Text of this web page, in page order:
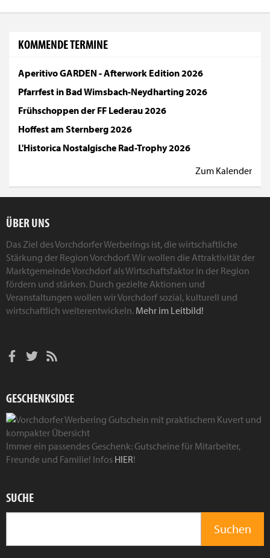
KOMMENDE TERMINE
Aperitivo GARDEN - Afterwork Edition 2026
Pfarrfest in Bad Wimsbach-Neydharting 2026
Frühschoppen der FF Lederau 2026
Hoffest am Sternberg 2026
L'Historica Nostalgische Rad-Trophy 2026
Zum Kalender
ÜBER UNS
Das Ziel des Vorchdorfer Werberings ist, die wirtschaftliche
Stärkung der Region Vorchdorf. Wir wollen die Attraktivität der
Marktgemeinde Vorchdorf als Wirtschaftsfaktor in der Region
fördern und stärken. Durch gezielte Aktionen und
Veranstaltungen wollen wir Vorchdorf sozial, kulturell und
wirtschaftlich weiterentwickeln. Mehr im Leitbild!
GESCHENKSIDEE
Immer ein passendes Geschenk: Gutscheine für Mitarbeiter,
Freunde und Familie! Infos HIER!
SUCHE